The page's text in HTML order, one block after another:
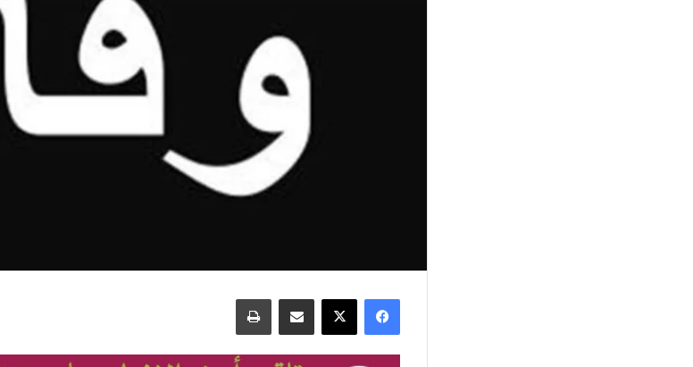
فيسبوك ‫X مشاركة عبر البريد طباعة